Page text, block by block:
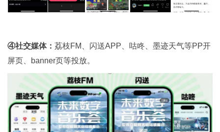
④社交媒体： 荔枝FM、闪送APP、咕咚、墨迹天气等PP开
屏页、banner页等投放。